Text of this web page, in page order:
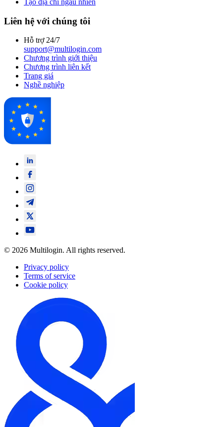
Tạo địa chỉ ngẫu nhiên
Liên hệ với chúng tôi
Hỗ trợ 24/7
support@multilogin.com
Chương trình giới thiệu
Chương trình liên kết
Trang giá
Nghề nghiệp
© 2026 Multilogin. All rights reserved.
Privacy policy
Terms of service
Cookie policy